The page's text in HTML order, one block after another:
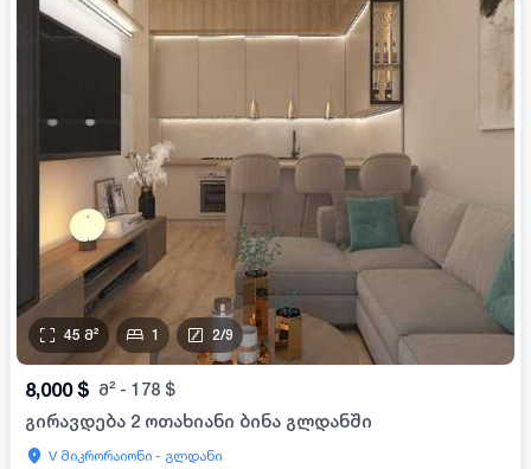
45 მ² 1 2/9
8,000 $ მ² - 178 $
გირავდება 2 ოთახიანი ბინა გლდანში
V მიკრორაიონი - გლდანი